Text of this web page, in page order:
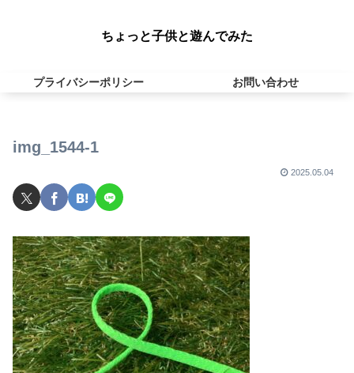
ちょっと子供と遊んでみた
プライバシーポリシー お問い合わせ
img_1544-1
2025.05.04